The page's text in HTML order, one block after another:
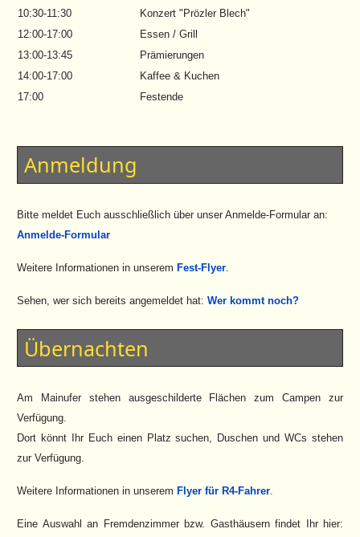
10:30-11:30
Konzert "Prözler Blech"
12:00-17:00
Essen / Grill
13:00-13:45
Prämierungen
14:00-17:00
Kaffee & Kuchen
17:00
Festende
Anmeldung
Bitte meldet Euch ausschließlich über unser Anmelde-Formular an:
Anmelde-Formular
Weitere Informationen in unserem Fest-Flyer
Sehen, wer sich bereits angemeldet hat: Wer kommt noch?
Übernachten
Am Mainufer stehen ausgeschilderte Flächen zum Campen zur
Verfügung.
Dort könnt Ihr Euch einen Platz suchen, Duschen und WCs stehen
zur Verfügung.
Weitere Informationen in unserem Flyer für R4-Fahrer.
Eine Auswahl an Fremdenzimmer bzw. Gasthäusern findet Ihr hier: